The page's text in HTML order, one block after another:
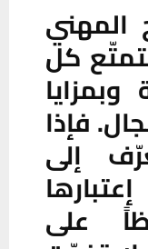
المهني
كل
فإذا
إلى
على